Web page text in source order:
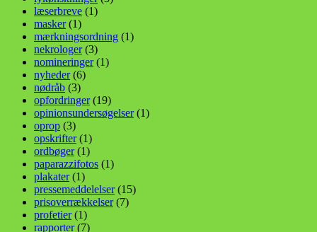
læserbreve (1)
masker(1)
mærkningsordning (1)
nekrologer(3)
nomineringer(1)
nyheder(6)
nødråb (3)
opfordringer(19)
opinionsundersøgelser(1)
oprop (3)
opskrifter(1)
ordbøger(1)
paparazzifotos (1)
plakater(1)
pressemeddelelser(15)
prisoverrækkelser(7)
profetier(1)
rapporter(7)